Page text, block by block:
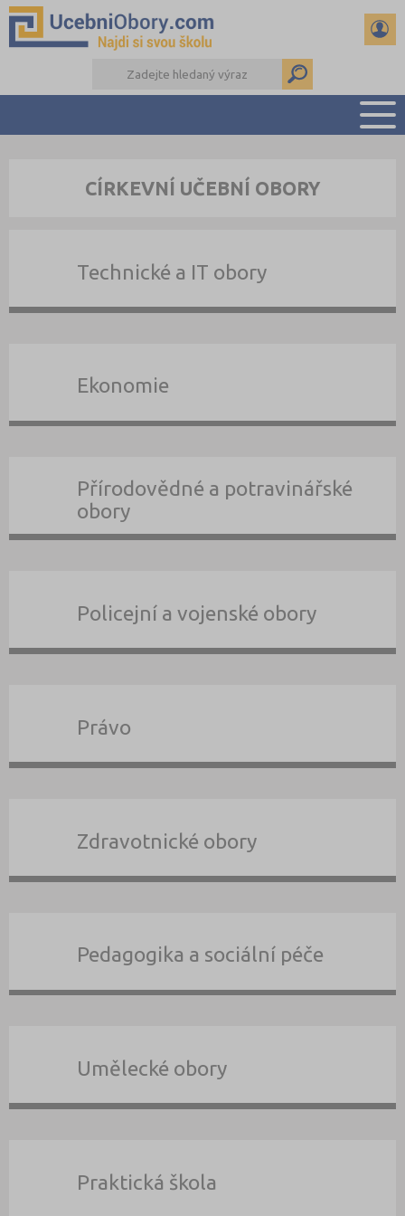
PŘÍPRAVA NA PŘIJÍMAČKY
DALŠÍ DRUHY ŠKOL
CÍRKEVNÍ UČEBNÍ OBORY
Technické a IT obory
Ekonomie
Přírodovědné a potravinářské
obory
Policejní a vojenské obory
Právo
Zdravotnické obory
Pedagogika a sociální péče
Umělecké obory
Praktická škola